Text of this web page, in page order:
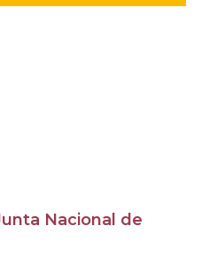
Nacional de